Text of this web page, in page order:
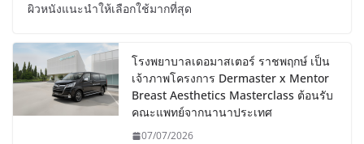
ผิวหนังแนะนำให้เลือกใช้มากที่สุด
โรงพยาบาลเดอมาสเตอร์ ราชพฤกษ์ เป็น
เจ้าภาพโครงการ Dermaster x Mentor
Breast Aesthetics Masterclass ต้อนรับ
คณะแพทย์จากนานาประเทศ
07/07/2026